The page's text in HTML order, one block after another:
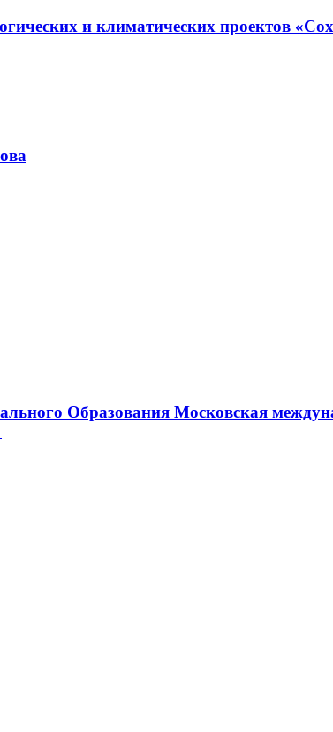
и климатических проектов
Образования Московская